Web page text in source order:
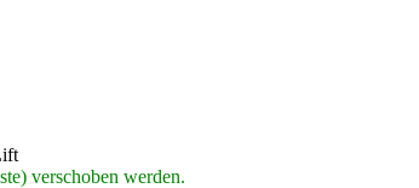
verschoben werden.